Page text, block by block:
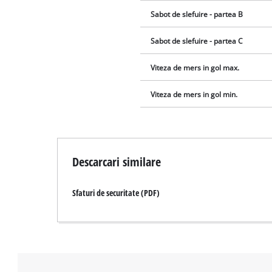
Sabot de slefuire - partea B
Sabot de slefuire - partea C
Viteza de mers in gol max.
Viteza de mers in gol min.
Descarcari similare
Sfaturi de securitate (PDF)